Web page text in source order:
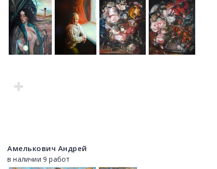
Амелькович Андрей
в наличии 9 работ